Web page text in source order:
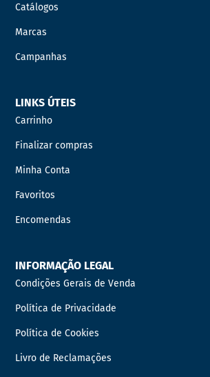
Catálogos
Marcas
Campanhas
LINKS ÚTEIS
Carrinho
Finalizar compras
Minha Conta
Favoritos
Encomendas
INFORMAÇÃO LEGAL
Condições Gerais de Venda
Política de Privacidade
Política de Cookies
Livro de Reclamações